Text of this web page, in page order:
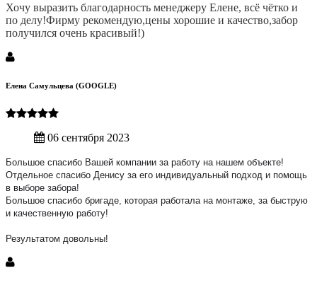
Хочу выразить благодарность менеджеру Елене, всё чётко и
по делу!Фирму рекомендую,цены хорошие и качество,забор
получился очень красивый!)
Елена Самульцева (GOOGLE)
06 сентября 2023
Большое спасибо Вашей компании за работу на нашем объекте!
Отдельное спасибо Денису за его индивидуальный подход и помощь
в выборе забора!
Большое спасибо бригаде, которая работала на монтаже, за быструю
и качественную работу!
Результатом довольны!